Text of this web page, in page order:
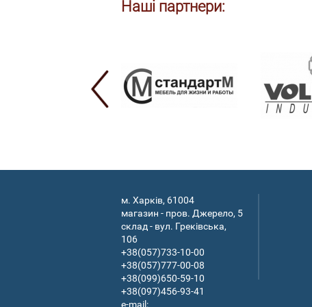
Наші партнери:
м. Харків, 61004
магазин - пров. Джерело, 5
склад - вул. Греківська,
106
+38(057)733-10-00
+38(057)777-00-08
+38(099)650-59-10
+38(097)456-93-41
e-mail: